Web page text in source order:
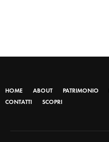
HOME ABOUT PATRIMONIO
CONTATTI
SCOPRI